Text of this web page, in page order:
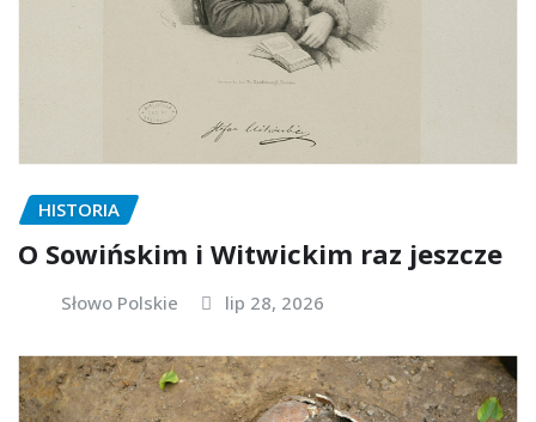
HISTORIA
O Sowińskim i Witwickim raz jeszcze
Słowo Polskie lip 28, 2026